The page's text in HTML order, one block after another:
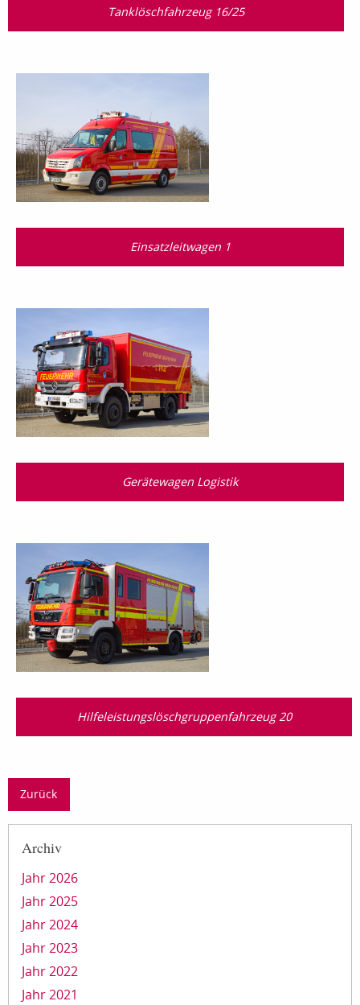
Tanklöschfahrzeug 16/25
Einsatzleitwagen 1
Gerätewagen Logistik
Hilfeleistungslösch­gruppen­fahrzeug 20
Zurück
Archiv
Jahr 2026
Jahr 2025
Jahr 2024
Jahr 2023
Jahr 2022
Jahr 2021